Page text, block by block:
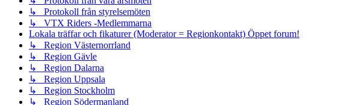
↳ Protokoll från styrelsemöten
↳ VTX Riders -Medlemmarna
Lokala träffar och fikaturer (Moderator = Regionkontakt) Öppet forum!
↳ Region Västernorrland
↳ Region Gävle
↳ Region Dalarna
↳ Region Uppsala
↳ Region Stockholm
↳ Region Södermanland